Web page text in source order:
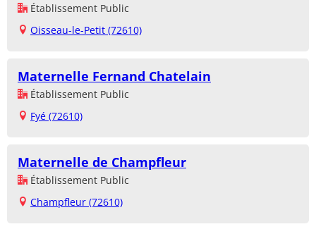
Établissement Public
Oisseau-le-Petit (72610)
Maternelle Fernand Chatelain
Établissement Public
Fyé (72610)
Maternelle de Champfleur
Établissement Public
Champfleur (72610)